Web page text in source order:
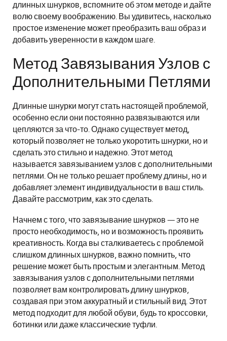
длинных шнурков, вспомните об этом методе и дайте
волю своему воображению. Вы удивитесь, насколько
простое изменение может преобразить ваш образ и
добавить уверенности в каждом шаге.
Метод Завязывания Узлов с
Дополнительными Петлями
Длинные шнурки могут стать настоящей проблемой,
особенно если они постоянно развязываются или
цепляются за что-то. Однако существует метод,
который позволяет не только укоротить шнурки, но и
сделать это стильно и надежно. Этот метод
называется завязыванием узлов с дополнительными
петлями. Он не только решает проблему длины, но и
добавляет элемент индивидуальности в ваш стиль.
Давайте рассмотрим, как это сделать.
Начнем с того, что завязывание шнурков — это не
просто необходимость, но и возможность проявить
креативность. Когда вы сталкиваетесь с проблемой
слишком длинных шнурков, важно помнить, что
решение может быть простым и элегантным. Метод
завязывания узлов с дополнительными петлями
позволяет вам контролировать длину шнурков,
создавая при этом аккуратный и стильный вид. Этот
метод подходит для любой обуви, будь то кроссовки,
ботинки или даже классические туфли.